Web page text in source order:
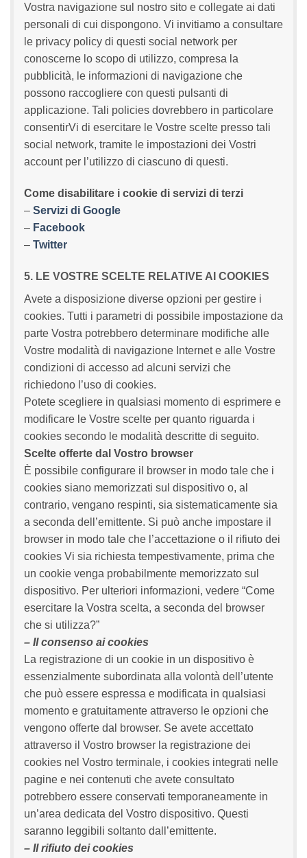
Vostra navigazione sul nostro sito e collegate ai dati
personali di cui dispongono. Vi invitiamo a consultare
le privacy policy di questi social network per
conoscerne lo scopo di utilizzo, compresa la
pubblicità, le informazioni di navigazione che
possono raccogliere con questi pulsanti di
applicazione. Tali policies dovrebbero in particolare
consentirVi di esercitare le Vostre scelte presso tali
social network, tramite le impostazioni dei Vostri
account per l’utilizzo di ciascuno di questi.
Come disabilitare i cookie di servizi di terzi
– Servizi di Google
– Facebook
– Twitter
5. LE VOSTRE SCELTE RELATIVE AI COOKIES
Avete a disposizione diverse opzioni per gestire i
cookies. Tutti i parametri di possibile impostazione da
parte Vostra potrebbero determinare modifiche alle
Vostre modalità di navigazione Internet e alle Vostre
condizioni di accesso ad alcuni servizi che
richiedono l’uso di cookies.
Potete scegliere in qualsiasi momento di esprimere e
modificare le Vostre scelte per quanto riguarda i
cookies secondo le modalità descritte di seguito.
Scelte offerte dal Vostro browser
È possibile configurare il browser in modo tale che i
cookies siano memorizzati sul dispositivo o, al
contrario, vengano respinti, sia sistematicamente sia
a seconda dell’emittente. Si può anche impostare il
browser in modo tale che l’accettazione o il rifiuto dei
cookies Vi sia richiesta tempestivamente, prima che
un cookie venga probabilmente memorizzato sul
dispositivo. Per ulteriori informazioni, vedere “Come
esercitare la Vostra scelta, a seconda del browser
che si utilizza?”
– Il consenso ai cookies
La registrazione di un cookie in un dispositivo è
essenzialmente subordinata alla volontà dell’utente
che può essere espressa e modificata in qualsiasi
momento e gratuitamente attraverso le opzioni che
vengono offerte dal browser. Se avete accettato
attraverso il Vostro browser la registrazione dei
cookies nel Vostro terminale, i cookies integrati nelle
pagine e nei contenuti che avete consultato
potrebbero essere conservati temporaneamente in
un’area dedicata del Vostro dispositivo. Questi
saranno leggibili soltanto dall’emittente.
– Il rifiuto dei cookies